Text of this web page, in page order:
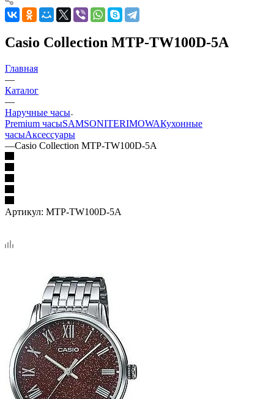
Casio Collection MTP-TW100D-5A
Главная
—
Каталог
—
Наручные часы
Premium часыSAMSONITERIMOWAКухонные
часыАксессуары
—Casio Collection MTP-TW100D-5A
Артикул: MTP-TW100D-5A